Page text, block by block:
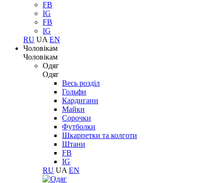
FB
IG
FB
IG
RU UA EN
Чоловікам
Чоловікам
Одяг
Одяг
Весь розділ
Гольфи
Кардигани
Майки
Сорочки
Футболки
Шкарпетки та колготи
Штани
FB
IG
RU UA EN